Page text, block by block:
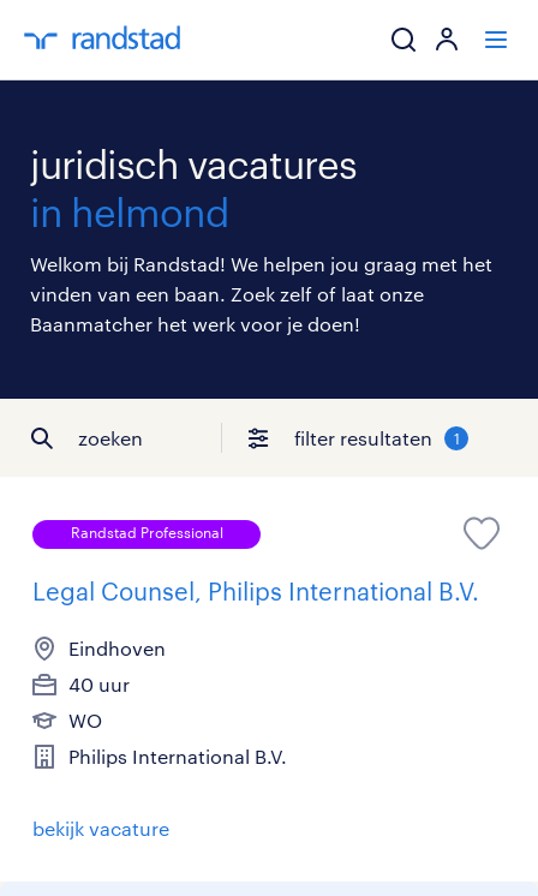
mijn carrière
over randstad
juridisch vacatures
in helmond
Welkom bij Randstad! We helpen jou graag met het
vinden van een baan. Zoek zelf of laat onze
Baanmatcher het werk voor je doen!
zoeken filter resultaten 1
Randstad Professional
Legal Counsel, Philips International B.V.
Eindhoven
40 uur
WO
Philips International B.V.
bekijk vacature